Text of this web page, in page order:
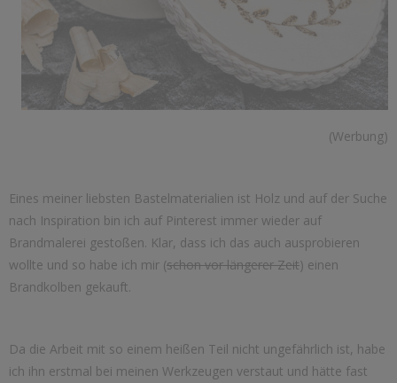
(Werbung)
Eines meiner liebsten Bastelmaterialien ist Holz und auf der Suche
nach Inspiration bin ich auf Pinterest immer wieder auf
Brandmalerei gestoßen. Klar, dass ich das auch ausprobieren
wollte und so habe ich mir (schon vor längerer Zeit) einen
Brandkolben gekauft.
Da die Arbeit mit so einem heißen Teil nicht ungefährlich ist, habe
ich ihn erstmal bei meinen Werkzeugen verstaut und hätte fast